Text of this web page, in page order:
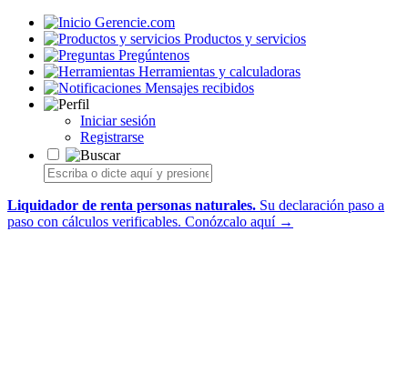
Gerencie.com
Productos y servicios
Pregúntenos
Herramientas y calculadoras
Mensajes recibidos
Iniciar sesión
Registrarse
Liquidador de renta personas naturales. Su declaración paso a
paso con cálculos verificables. Conózcalo aquí →